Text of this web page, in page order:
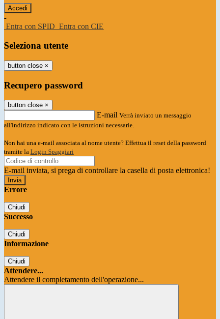
-
Entra con SPID Entra con CIE
Seleziona utente
button close ×
Recupero password
button close ×
E-mail Verrà inviato un messaggio
all'indirizzo indicato con le istruzioni necessarie.
Non hai una e-mail associata al nome utente? Effettua il reset della password
tramite la Login Spaggiari
E-mail inviata, si prega di controllare la casella di posta elettronica!
Errore
Chiudi
Successo
Chiudi
Informazione
Chiudi
Attendere...
Attendere il completamento dell'operazione...